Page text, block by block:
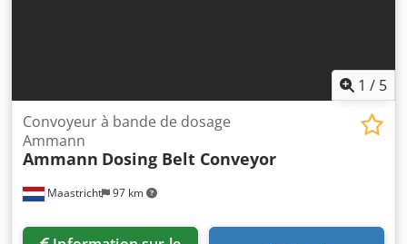
1 / 5
Maastricht 97 km
Convoyeur à bande de dosage
Ammann
Ammann Dosing Belt Conveyor